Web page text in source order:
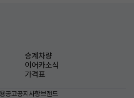
승계차량
이어카소식
가격표
공고공지사항브랜드